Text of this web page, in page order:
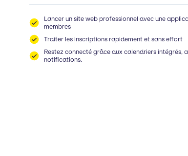
Lancer un site web professionnel avec une
membres
Traiter les inscriptions rapidement et sans effort
Restez connecté grâce aux calendriers intégrés,
notifications.